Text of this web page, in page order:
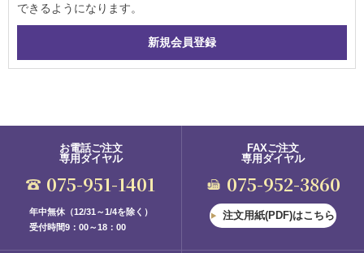
できるようになります。
お電話ご注文
専用ダイヤル
075-951-1401
年中無休（12/31～1/4を除く）
受付時間9：00～18：00
FAXご注文
専用ダイヤル
075-952-3860
注文用紙(PDF)はこちら